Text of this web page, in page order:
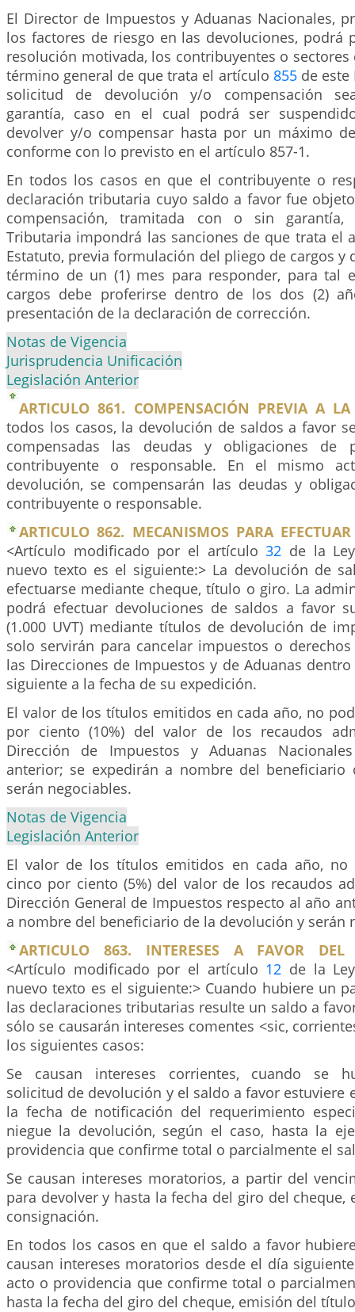
El Director de Impuestos y Aduanas Nacionales,
los factores de riesgo en las devoluciones, podrá
resolución motivada, los contribuyentes o
término general de que trata el artículo 855de este
solicitud de devolución y/o compensación
garantía, caso en el cual podrá ser
devolver y/o compensar hasta por un máximo
conforme con lo previsto en el artículo 857-1.
En todos los casos en que el contribuyente o
declaración tributaria cuyo saldo a favor fue
compensación, tramitada con o sin garantía,
Tributaria impondrá las sanciones de que trata el
Estatuto, previa formulación del pliego de cargos y
término de un (1) mes para responder, para tal
cargos debe proferirse dentro de los dos (2)
presentación de la declaración de corrección.
Notas de Vigencia
Jurisprudencia Unificación
Legislación Anterior
ARTICULO 861. COMPENSACIÓN PREVIA A
todos los casos, la devolución de saldos a favor
compensadas las deudas y obligaciones de
contribuyente o responsable. En el mismo
devolución, se compensarán las deudas y
contribuyente o responsable.
ARTICULO 862. MECANISMOS PARA
<Artículo modificado por el artículo32 de la
nuevo texto es el siguiente:> La devolución de
efectuarse mediante cheque, título o giro. La
podrá efectuar devoluciones de saldos a favor
(1.000 UVT) mediante títulos de devolución de
solo servirán para cancelar impuestos o
las Direcciones de Impuestos y de Aduanas
siguiente a la fecha de su expedición.
El valor de los títulos emitidos en cada año, no
por ciento (10%) del valor de los recaudos
Dirección de Impuestos y Aduanas
anterior; se expedirán a nombre del beneficiario
serán negociables.
Notas de Vigencia
Legislación Anterior
El valor de los títulos emitidos en cada año, no
cinco por ciento (5%) del valor de los recaudos
Dirección General de Impuestos respecto al año
a nombre del beneficiario de la devolución y serán
ARTICULO 863. INTERESES A FAVOR DEL
<Artículo modificado por el artículo 12 de la
nuevo texto es el siguiente:> Cuando hubiere un
las declaraciones tributarias resulte un saldo a
sólo se causarán intereses comentes <sic,
los siguientes casos:
Se causan intereses corrientes, cuando se
solicitud de devolución y el saldo a favor estuviere
la fecha de notificación del requerimiento
niegue la devolución, según el caso, hasta la
providencia que confirme total o parcialmente el
Se causan intereses moratorios, a partir del
para devolver y hasta la fecha del giro del
consignación.
En todos los casos en que el saldo a favor
causan intereses moratorios desde el día
acto o providencia que confirme total o
hasta la fecha del giro del cheque, emisión del